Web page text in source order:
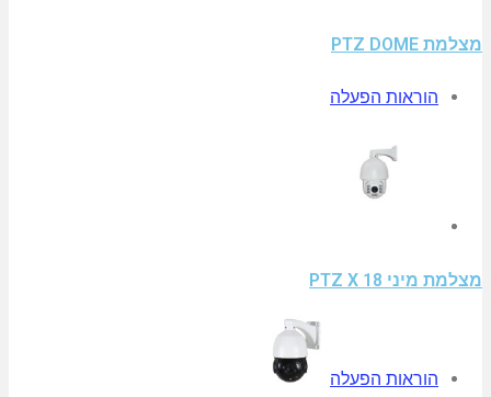
מצלמת PTZ DOME
הוראות הפעלה
מצלמת מיני PTZ X 18
הוראות הפעלה